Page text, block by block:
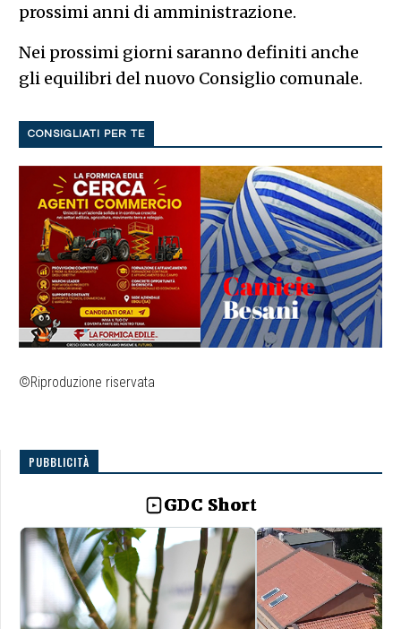
prossimi anni di amministrazione.
Nei prossimi giorni saranno definiti anche
gli equilibri del nuovo Consiglio comunale.
CONSIGLIATI PER TE
©Riproduzione riservata
PUBBLICITÀ
GDC Short